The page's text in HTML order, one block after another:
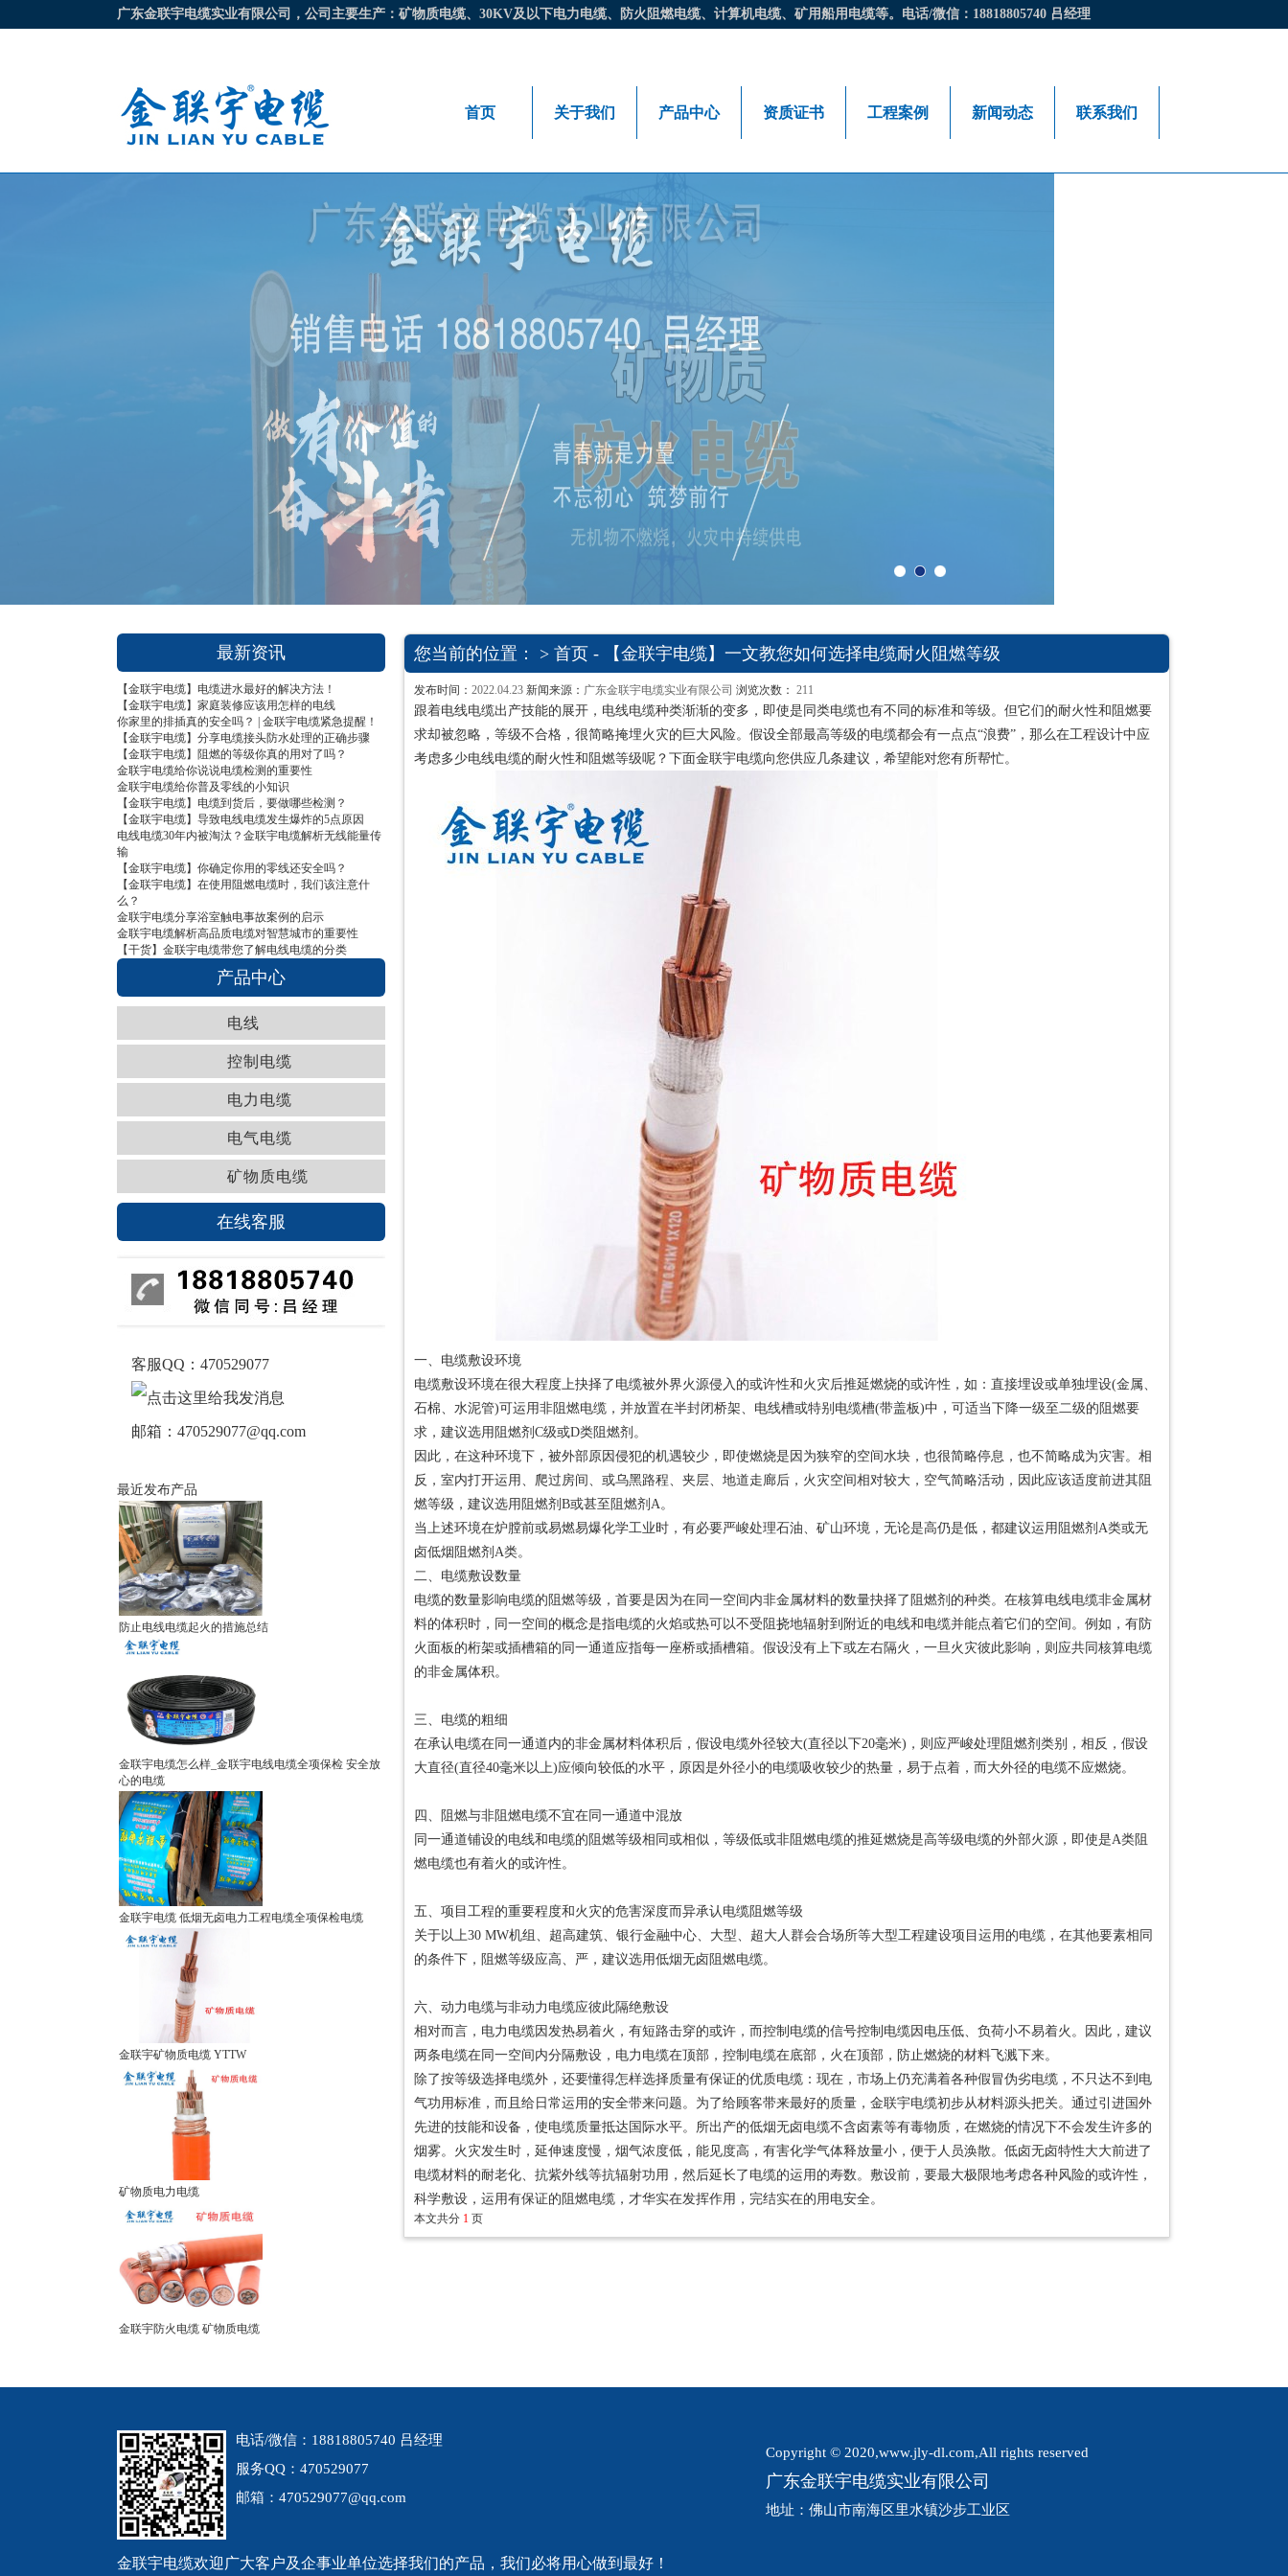
广东金联宇电缆实业有限公司，公司主要生产：矿物质电缆、30KV及以下电力电缆、防火阻燃电缆、计算机电缆、矿用船用电缆等。电话/微信：18818805740 吕经理
首页 关于我们 产品中心 资质证书 工程案例 新闻动态 联系我们
最新资讯
【金联宇电缆】电缆进水最好的解决方法！
【金联宇电缆】家庭装修应该用怎样的电线
你家里的排插真的安全吗？ | 金联宇电缆紧急提醒！
【金联宇电缆】分享电缆接头防水处理的正确步骤
【金联宇电缆】阻燃的等级你真的用对了吗？
金联宇电缆给你说说电缆检测的重要性
金联宇电缆给你普及零线的小知识
【金联宇电缆】电缆到货后，要做哪些检测？
【金联宇电缆】导致电线电缆发生爆炸的5点原因
电线电缆30年内被淘汰？金联宇电缆解析无线能量传
输
【金联宇电缆】你确定你用的零线还安全吗？
【金联宇电缆】在使用阻燃电缆时，我们该注意什
么？
金联宇电缆分享浴室触电事故案例的启示
金联宇电缆解析高品质电缆对智慧城市的重要性
【干货】金联宇电缆带您了解电线电缆的分类
产品中心
电线
控制电缆
电力电缆
电气电缆
矿物质电缆
在线客服
客服QQ：470529077
邮箱：470529077@qq.com
最近发布产品
防止电线电缆起火的措施总结
金联宇电缆怎么样_金联宇电线电缆全项保检 安全放
心的电缆
金联宇电缆 低烟无卤电力工程电缆全项保检电缆
金联宇矿物质电缆 YTTW
矿物质电力电缆
金联宇防火电缆 矿物质电缆
您当前的位置： > 首页 - 【金联宇电缆】一文教您如何选择电缆耐火阻燃等级
发布时间： 2022.04.23 新闻来源： 广东金联宇电缆实业有限公司 浏览次数： 211
跟着电线电缆出产技能的展开，电线电缆种类渐渐的变多，即使是同类电缆也有不同的标准和等级。但它们的耐火性和阻燃要
求却被忽略，等级不合格，很简略掩埋火灾的巨大风险。假设全部最高等级的电缆都会有一点点“浪费”，那么在工程设计中应
考虑多少电线电缆的耐火性和阻燃等级呢？下面金联宇电缆向您供应几条建议，希望能对您有所帮忙。
一、电缆敷设环境
电缆敷设环境在很大程度上抉择了电缆被外界火源侵入的或许性和火灾后推延燃烧的或许性，如：直接埋设或单独埋设(金属、
石棉、水泥管)可运用非阻燃电缆，并放置在半封闭桥架、电线槽或特别电缆槽(带盖板)中，可适当下降一级至二级的阻燃要
求，建议选用阻燃剂C级或D类阻燃剂。
因此，在这种环境下，被外部原因侵犯的机遇较少，即使燃烧是因为狭窄的空间水块，也很简略停息，也不简略成为灾害。相
反，室内打开运用、爬过房间、或乌黑路程、夹层、地道走廊后，火灾空间相对较大，空气简略活动，因此应该适度前进其阻
燃等级，建议选用阻燃剂B或甚至阻燃剂A。
当上述环境在炉膛前或易燃易爆化学工业时，有必要严峻处理石油、矿山环境，无论是高仍是低，都建议运用阻燃剂A类或无
卤低烟阻燃剂A类。
二、电缆敷设数量
电缆的数量影响电缆的阻燃等级，首要是因为在同一空间内非金属材料的数量抉择了阻燃剂的种类。在核算电线电缆非金属材
料的体积时，同一空间的概念是指电缆的火焰或热可以不受阻挠地辐射到附近的电线和电缆并能点着它们的空间。例如，有防
火面板的桁架或插槽箱的同一通道应指每一座桥或插槽箱。假设没有上下或左右隔火，一旦火灾彼此影响，则应共同核算电缆
的非金属体积。
三、电缆的粗细
在承认电缆在同一通道内的非金属材料体积后，假设电缆外径较大(直径以下20毫米)，则应严峻处理阻燃剂类别，相反，假设
大直径(直径40毫米以上)应倾向较低的水平，原因是外径小的电缆吸收较少的热量，易于点着，而大外径的电缆不应燃烧。
四、阻燃与非阻燃电缆不宜在同一通道中混放
同一通道铺设的电线和电缆的阻燃等级相同或相似，等级低或非阻燃电缆的推延燃烧是高等级电缆的外部火源，即使是A类阻
燃电缆也有着火的或许性。
五、项目工程的重要程度和火灾的危害深度而异承认电缆阻燃等级
关于以上30 MW机组、超高建筑、银行金融中心、大型、超大人群会合场所等大型工程建设项目运用的电缆，在其他要素相同
的条件下，阻燃等级应高、严，建议选用低烟无卤阻燃电缆。
六、动力电缆与非动力电缆应彼此隔绝敷设
相对而言，电力电缆因发热易着火，有短路击穿的或许，而控制电缆的信号控制电缆因电压低、负荷小不易着火。因此，建议
两条电缆在同一空间内分隔敷设，电力电缆在顶部，控制电缆在底部，火在顶部，防止燃烧的材料飞溅下来。
除了按等级选择电缆外，还要懂得怎样选择质量有保证的优质电缆：现在，市场上仍充满着各种假冒伪劣电缆，不只达不到电
气功用标准，而且给日常运用的安全带来问题。为了给顾客带来最好的质量，金联宇电缆初步从材料源头把关。通过引进国外
先进的技能和设备，使电缆质量抵达国际水平。所出产的低烟无卤电缆不含卤素等有毒物质，在燃烧的情况下不会发生许多的
烟雾。火灾发生时，延伸速度慢，烟气浓度低，能见度高，有害化学气体释放量小，便于人员涣散。低卤无卤特性大大前进了
电缆材料的耐老化、抗紫外线等抗辐射功用，然后延长了电缆的运用的寿数。敷设前，要最大极限地考虑各种风险的或许性，
科学敷设，运用有保证的阻燃电缆，才华实在发挥作用，完结实在的用电安全。
本文共分 1 页
电话/微信：18818805740 吕经理
服务QQ：470529077
邮箱：470529077@qq.com
Copyright © 2020,www.jly-dl.com,All rights reserved
广东金联宇电缆实业有限公司
地址：佛山市南海区里水镇沙步工业区
金联宇电缆欢迎广大客户及企事业单位选择我们的产品，我们必将用心做到最好！